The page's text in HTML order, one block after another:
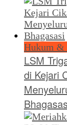
Hukum
LSM
di Kejari